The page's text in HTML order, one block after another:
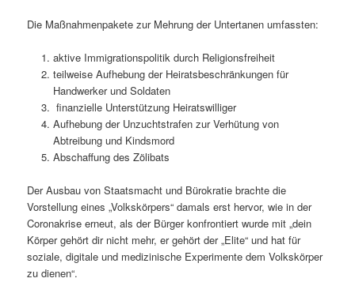
Die Maßnahmenpakete zur Mehrung der Untertanen umfassten:
aktive Immigrationspolitik durch Religionsfreiheit
teilweise Aufhebung der Heiratsbeschränkungen für
Handwerker und Soldaten
finanzielle Unterstützung Heiratswilliger
Aufhebung der Unzuchtstrafen zur Verhütung von
Abtreibung und Kindsmord
Abschaffung des Zölibats
Der Ausbau von Staatsmacht und Bürokratie brachte die
Vorstellung eines „Volkskörpers“ damals erst hervor, wie in der
Coronakrise erneut, als der Bürger konfrontiert wurde mit „dein
Körper gehört dir nicht mehr, er gehört der „Elite“ und hat für
soziale, digitale und medizinische Experimente dem Volkskörper
zu dienen“.